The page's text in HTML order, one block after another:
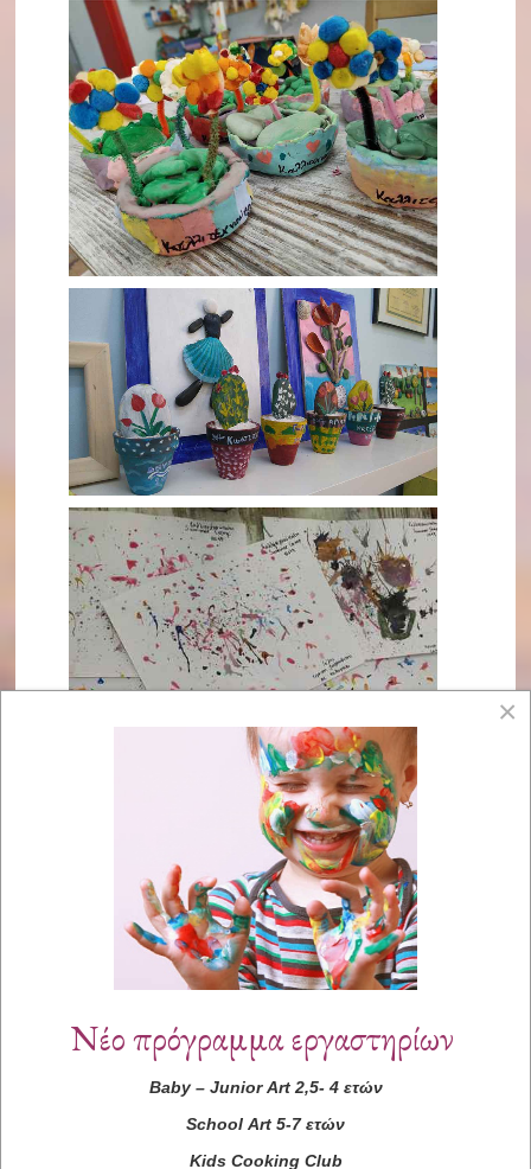
×
Νέο πρόγραμμα εργαστηρίων
Baby– Junior Art2,5- 4 ετών
School Art 5-7 ετών
Kids Cooking Club